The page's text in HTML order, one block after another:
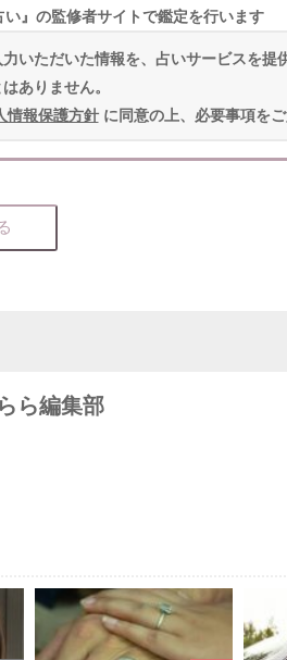
』の監修者サイトで鑑定を行います
いただいた情報を、占いサービスを提
ありません。
情報保護方針に同意の上、必要事項をご
ら編集部